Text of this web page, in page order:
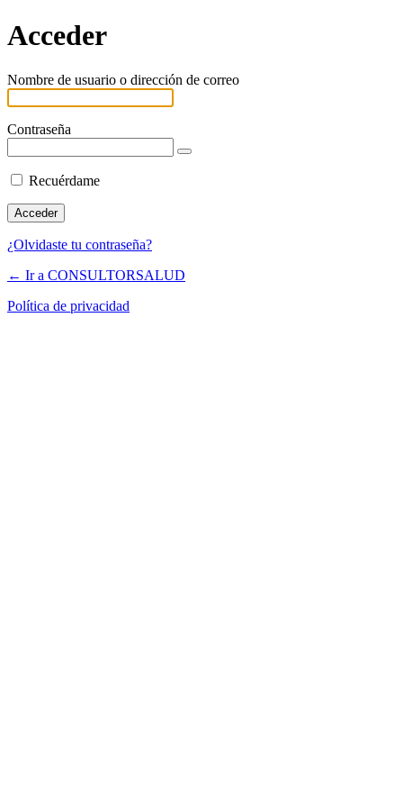
Acceder
Nombre de usuario o dirección de correo
Contraseña
Recuérdame
¿Olvidaste tu contraseña?
← Ir a CONSULTORSALUD
Política de privacidad